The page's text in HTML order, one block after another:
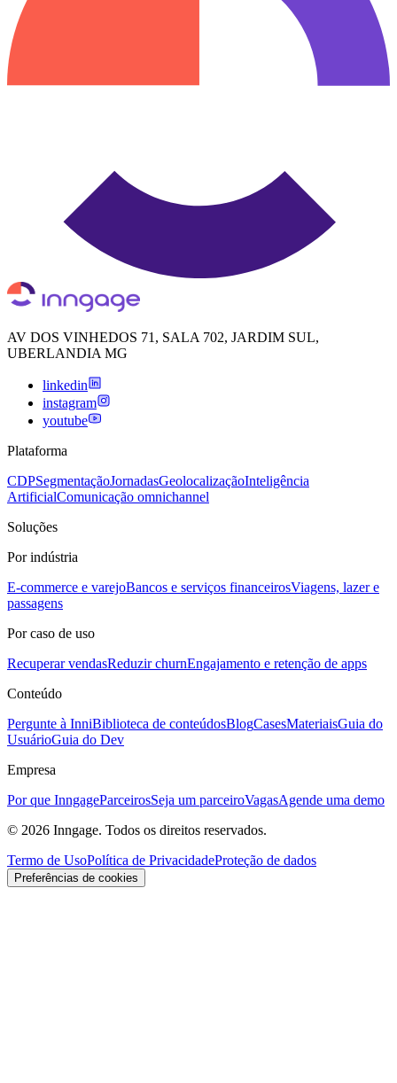
AV DOS VINHEDOS 71, SALA 702, JARDIM SUL,
UBERLANDIA MG
linkedin
instagram
youtube
Plataforma
CDPSegmentaçãoJornadasGeolocalizaçãoInteligência
ArtificialComunicação omnichannel
Soluções
Por indústria
E-commerce e varejoBancos e serviços financeirosViagens, lazer e
passagens
Por caso de uso
Recuperar vendasReduzir churnEngajamento e retenção de apps
Conteúdo
Pergunte à InniBiblioteca de conteúdosBlogCasesMateriaisGuia do
UsuárioGuia do Dev
Empresa
Por que InngageParceirosSeja um parceiroVagasAgende uma demo
© 2026 Inngage. Todos os direitos reservados.
Termo de UsoPolítica de PrivacidadeProteção de dados
Preferências de cookies